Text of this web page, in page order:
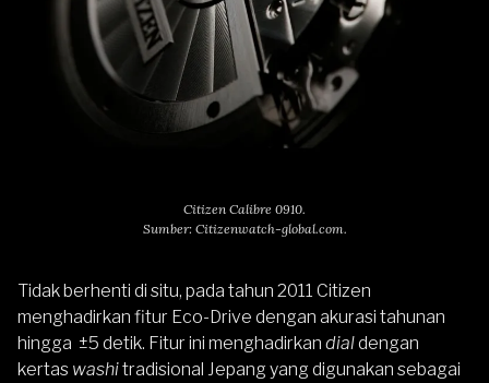
Citizen Calibre 0910.
Sumber: Citizenwatch-global.com.
Tidak berhenti di situ, pada tahun 2011 Citizen
menghadirkan fitur Eco-Drive dengan akurasi tahunan
hingga ±5 detik. Fitur ini menghadirkan dialdengan
kertas washitradisional Jepang yang digunakan sebagai